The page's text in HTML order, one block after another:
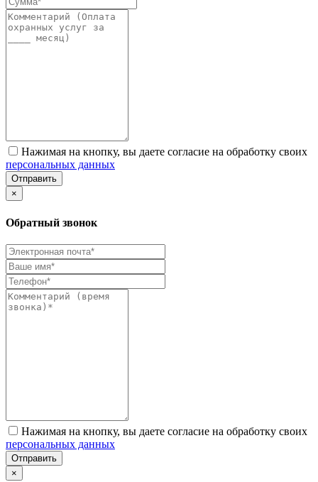
Нажимая на кнопку, вы даете согласие на обработку своих
персональных данных
Отправить
×
Обратный звонок
Нажимая на кнопку, вы даете согласие на обработку своих
персональных данных
Отправить
×